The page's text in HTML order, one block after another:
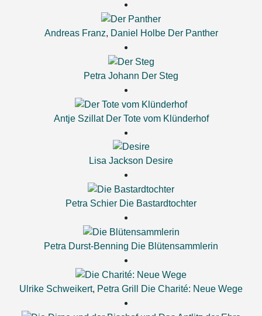
Andreas Franz, Daniel Holbe Der Panther
Petra Johann Der Steg
Antje Szillat Der Tote vom Klünderhof
Lisa Jackson Desire
Petra Schier Die Bastardtochter
Petra Durst-Benning Die Blütensammlerin
Ulrike Schweikert, Petra Grill Die Charité: Neue Wege